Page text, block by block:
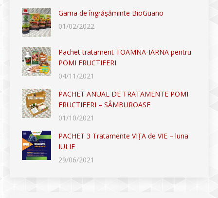
Gama de îngrășăminte BioGuano
01/02/2022
Pachet tratament TOAMNA-IARNA pentru
POMI FRUCTIFERI
04/11/2021
PACHET ANUAL DE TRATAMENTE POMI
FRUCTIFERI – SÂMBUROASE
01/10/2021
PACHET 3 Tratamente VIȚA de VIE – luna
IULIE
29/06/2021